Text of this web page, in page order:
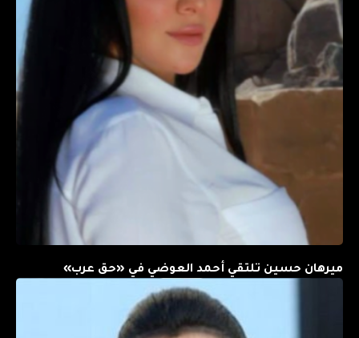
ميرهان حسين تلتقي أحمد العوضي في «حق عرب»